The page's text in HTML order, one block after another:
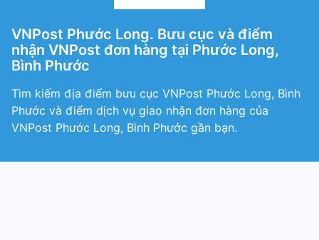
VNPost Phước Long. Bưu cục và điểm
nhận VNPost đơn hàng tại Phước Long,
Bình Phước
Tìm kiếm địa điểm bưu cục VNPost Phước Long, Bình
Phước và điểm dịch vụ giao nhận đơn hàng của
VNPost Phước Long, Bình Phước gần bạn.